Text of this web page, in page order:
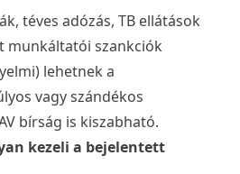
téves adózás, TB ellátások
munkáltatói szankciók
lehetnek a
vagy szándékos
bírság is kiszabható.
kezeli a bejelentett